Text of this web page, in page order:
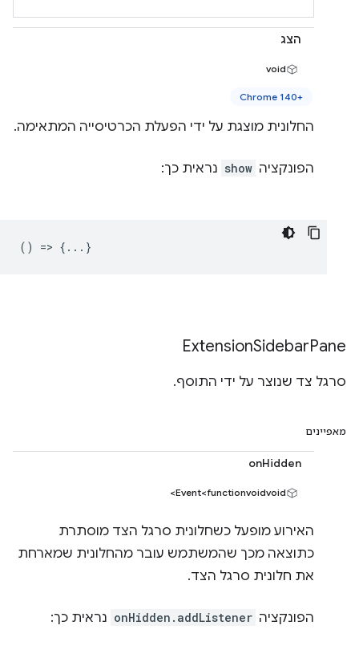
הצג
void
Chrome 140+‎
החלונית מוצגת על ידי הפעלת הכרטיסייה המתאימה.
הפונקציה show נראית כך:
() => {...}
ExtensionSidebarPane
סרגל צד שנוצר על ידי התוסף.
מאפיינים
onHidden
Event<functionvoidvoid>
האירוע מופעל כשחלונית סרגל הצד מוסתרת
כתוצאה מכך שהמשתמש עובר מהחלונית שמארחת
את חלונית סרגל הצד.
הפונקציה onHidden.addListener נראית כך: